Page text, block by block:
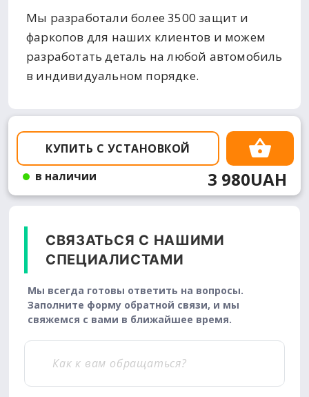
Мы разработали более 3500 защит и
фаркопов для наших клиентов и можем
разработать деталь на любой автомобиль
в индивидуальном порядке.
КУПИТЬ С УСТАНОВКОЙ
в наличии
3 980UAH
СВЯЗАТЬСЯ С НАШИМИ
СПЕЦИАЛИСТАМИ
Мы всегда готовы ответить на вопросы.
Заполните форму обратной связи, и мы
свяжемся с вами в ближайшее время.